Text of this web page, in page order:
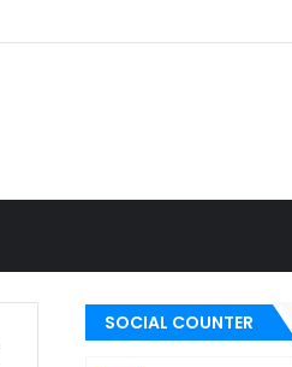
SOCIAL COUNTER